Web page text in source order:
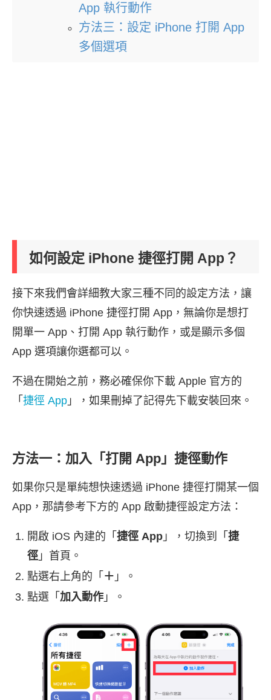
App 執行動作
方法三：設定 iPhone 打開 App
多個選項
如何設定 iPhone 捷徑打開 App？
接下來我們會詳細教大家三種不同的設定方法，讓
你快速透過 iPhone 捷徑打開 App，無論你是想打
開單一 App、打開 App 執行動作，或是顯示多個
App 選項讓你選都可以。
不過在開始之前，務必確保你下載 Apple 官方的
「 捷徑 App 」，如果刪掉了記得先下載安裝回來。
方法一：加入「打開 App」捷徑動作
如果你只是單純想快速透過 iPhone 捷徑打開某一個
App，那請參考下方的 App 啟動捷徑設定方法：
開啟 iOS 內建的「 捷徑 App 」，切換到「 捷
徑 」首頁。
點選右上角的「 ＋ 」。
點選「 加入動作 」。